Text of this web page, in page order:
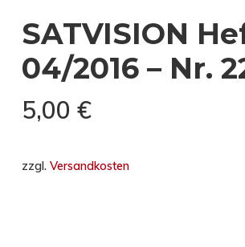
SATVISION
04/2016 – Nr.
5,00 €
zzgl. Versandkosten